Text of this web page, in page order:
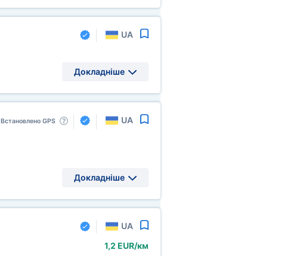
UA
Докладніше
Встановлено GPS UA
Докладніше
UA
1,2 EUR/км